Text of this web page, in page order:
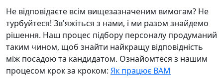
Не відповідаєте всім вищезазначеним вимогам? Не
турбуйтеся! Зв'яжіться з нами, і ми разом знайдемо
рішення. Наш процес підбору персоналу продуманий
таким чином, щоб знайти найкращу відповідність
між посадою та кандидатом. Ознайомтеся з нашим
процесом крок за кроком: Як працює ВАМ